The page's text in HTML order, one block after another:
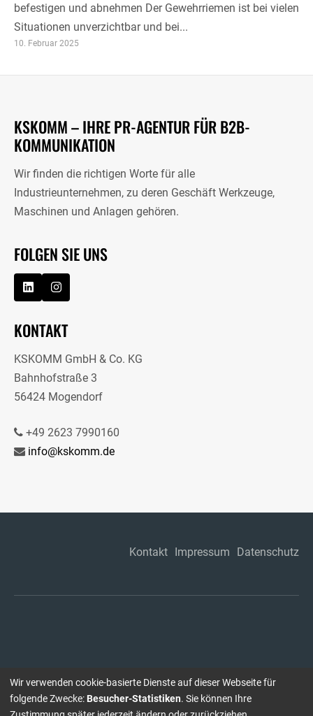
befestigen und abnehmen Der Gewehrriemen ist bei vielen
Situationen unverzichtbar und bei...
10. Februar 2025
KSKOMM – IHRE PR-AGENTUR FÜR B2B-
KOMMUNIKATION
Wir finden die richtigen Worte für alle
Industrieunternehmen, zu deren Geschäft Werkzeuge,
Maschinen und Anlagen gehören.
FOLGEN SIE UNS
KONTAKT
KSKOMM GmbH & Co. KG
Bahnhofstraße 3
56424 Mogendorf
+49 2623 7990160
info@kskomm.de
Kontakt Impressum Datenschutz
Wir verwenden cookie-basierte Dienste auf dieser Webseite für
folgende Zwecke: Besucher-Statistiken. Sie können Ihre